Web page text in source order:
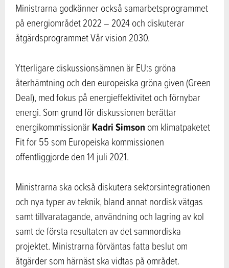
Ministrarna godkänner också samarbetsprogrammet
på energiområdet 2022 – 2024 och diskuterar
åtgärdsprogrammet Vår vision 2030.
Ytterligare diskussionsämnen är EU:s gröna
återhämtning och den europeiska gröna given (Green
Deal), med fokus på energieffektivitet och förnybar
energi. Som grund för diskussionen berättar
energikommissionärKadri Simson om klimatpaketet
Fit for 55 som Europeiska kommissionen
offentliggjorde den 14 juli 2021.
Ministrarna ska också diskutera sektorsintegrationen
och nya typer av teknik, bland annat nordisk vätgas
samt tillvaratagande, användning och lagring av kol
samt de första resultaten av det samnordiska
projektet. Ministrarna förväntas fatta beslut om
åtgärder som härnäst ska vidtas på området.